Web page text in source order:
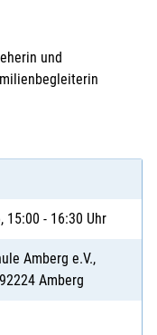
und
15:00 - 16:30 Uhr
Amberg e.V.,
Amberg